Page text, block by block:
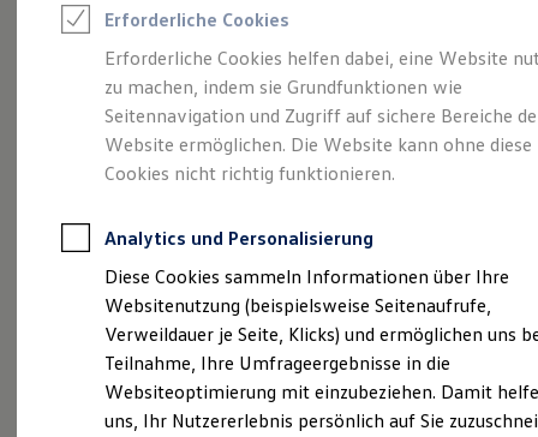
Saisonangebote
Leasing
Leasing-Angebote
Gebrauchtwagen Leasing
Junge Gebrauchtwagen-Leasing
Elektroauto Leasing
Kleinwagen-Leasing
Leasing ohne Anzahlung
Autokredit mit Schlussrate
Versicherungen und Garantien
Kfz-Versicherung
Restschuldversicherungen
Garantien
Wartungsverträge
Geschäftskunden
Professional Class bei Volkswagen
Großkunden
Behörden
Stiglmayr Historie
Impressum & Rechtliches
Das Familienunternehmen
Stiglmayr
In unserer Stiglmayr Gruppe steht Eins im
Erforderliche Cookies
Erforderliche Cookies helfen dabei, eine Website
zu machen, indem sie Grundfunktionen wie
Seitennavigation und Zugriff auf sichere Bereiche
Website ermöglichen. Die Website kann ohne diese
Cookies nicht richtig funktionieren.
Analytics und Personalisierung
Diese Cookies sammeln Informationen über Ihre
Websitenutzung (beispielsweise Seitenaufrufe,
Verweildauer je Seite, Klicks) und ermöglichen uns
Teilnahme, Ihre Umfrageergebnisse in die
Websiteoptimierung mit einzubeziehen. Damit
uns, Ihr Nutzererlebnis persönlich auf Sie